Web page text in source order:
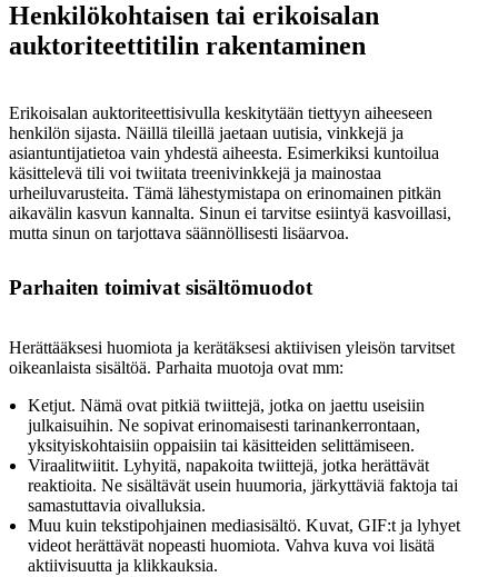
Henkilökohtaisen tai erikoisalan
auktoriteettitilin rakentaminen
Erikoisalan auktoriteettisivulla keskitytään tiettyyn aiheeseen
henkilön sijasta. Näillä tileillä jaetaan uutisia, vinkkejä ja
asiantuntijatietoa vain yhdestä aiheesta. Esimerkiksi kuntoilua
käsittelevä tili voi twiitata treenivinkkejä ja mainostaa
urheiluvarusteita. Tämä lähestymistapa on erinomainen pitkän
aikavälin kasvun kannalta. Sinun ei tarvitse esiintyä kasvoillasi,
mutta sinun on tarjottava säännöllisesti lisäarvoa.
Parhaiten toimivat sisältömuodot
Herättääksesi huomiota ja kerätäksesi aktiivisen yleisön tarvitset
oikeanlaista sisältöä. Parhaita muotoja ovat mm:
Ketjut. Nämä ovat pitkiä twiittejä, jotka on jaettu useisiin
julkaisuihin. Ne sopivat erinomaisesti tarinankerrontaan,
yksityiskohtaisiin oppaisiin tai käsitteiden selittämiseen.
Viraalitwiitit. Lyhyitä, napakoita twiittejä, jotka herättävät
reaktioita. Ne sisältävät usein huumoria, järkyttäviä faktoja tai
samastuttavia oivalluksia.
Muu kuin tekstipohjainen mediasisältö. Kuvat, GIF:t ja lyhyet
videot herättävät nopeasti huomiota. Vahva kuva voi lisätä
aktiivisuutta ja klikkauksia.